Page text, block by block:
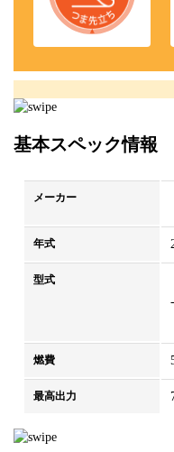
基本スペック情報
メーカー
年式
型式
-
燃費
最高出力